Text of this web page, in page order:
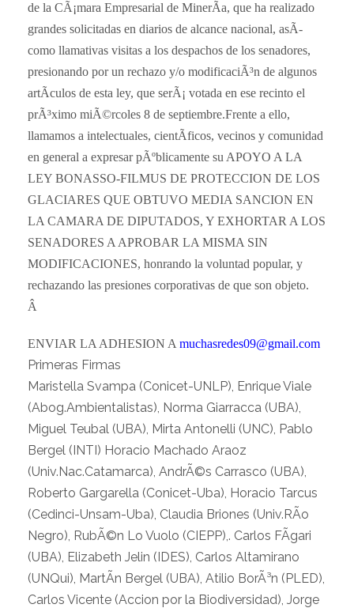
de la CÃ¡mara Empresarial de MinerÃ­a, que ha realizado
grandes solicitadas en diarios de alcance nacional, asÃ­
como llamativas visitas a los despachos de los senadores,
presionando por un rechazo y/o modificaciÃ³n de algunos
artÃ­culos de esta ley, que serÃ¡ votada en ese recinto el
prÃ³ximo miÃ©rcoles 8 de septiembre.Frente a ello,
llamamos a intelectuales, cientÃ­ficos, vecinos y comunidad
en general a expresar pÃºblicamente su APOYO A LA
LEY BONASSO-FILMUS DE PROTECCION DE LOS
GLACIARES QUE OBTUVO MEDIA SANCION EN
LA CAMARA DE DIPUTADOS, Y EXHORTAR A LOS
SENADORES A APROBAR LA MISMA SIN
MODIFICACIONES, honrando la voluntad popular, y
rechazando las presiones corporativas de que son objeto.
Â
ENVIAR LA ADHESION A muchasredes09@gmail.com
Primeras Firmas
Maristella Svampa (Conicet-UNLP), Enrique Viale
(Abog.Ambientalistas), Norma Giarracca (UBA),
Miguel Teubal (UBA), Mirta Antonelli (UNC), Pablo
Bergel (INTI) Horacio Machado Araoz
(Univ.Nac.Catamarca), AndrÃ©s Carrasco (UBA),
Roberto Gargarella (Conicet-Uba), Horacio Tarcus
(Cedinci-Unsam-Uba), Claudia Briones (Univ.RÃ­o
Negro), RubÃ©n Lo Vuolo (CIEPP),. Carlos FÃ­gari
(UBA), Elizabeth Jelin (IDES), Carlos Altamirano
(UNQui), MartÃ­n Bergel (UBA), Atilio BorÃ³n (PLED),
Carlos Vicente (Accion por la Biodiversidad), Jorge